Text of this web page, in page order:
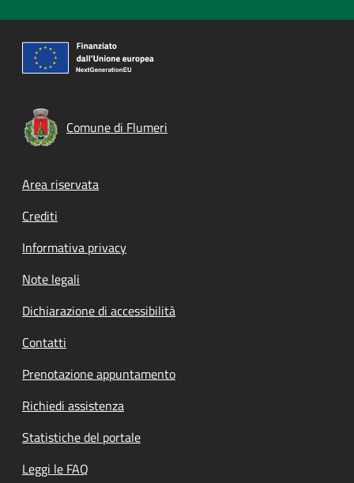
Comune di Flumeri
Footer menu
Area riservata
Crediti
Informativa privacy
Note legali
Dichiarazione di accessibilità
Contatti
Prenotazione appuntamento
Richiedi assistenza
Statistiche del portale
Leggi le FAQ